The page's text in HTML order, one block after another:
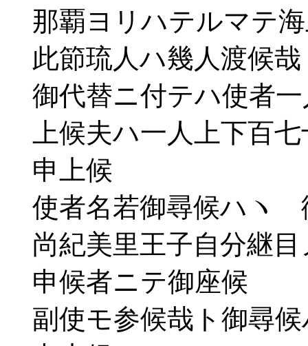
那覇ヨリハテルマテ
此節琉人ハ幾人渡候哉
御代替ニ付テハ使者一
上候夫ハ一人上下百七
申上候
使者名若御尋候ハヽ
尚紀美里王子自分継目
申候者ニテ御座候
副使モ参候哉ト御尋候